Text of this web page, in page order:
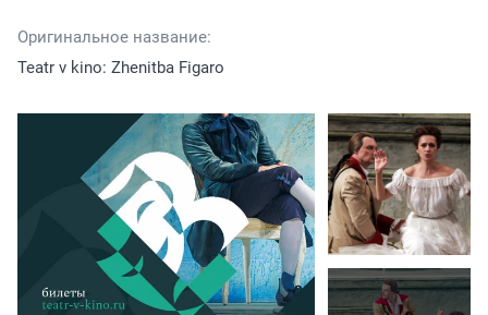
Оригинальное название:
Teatr v kino: Zhenitba Figaro